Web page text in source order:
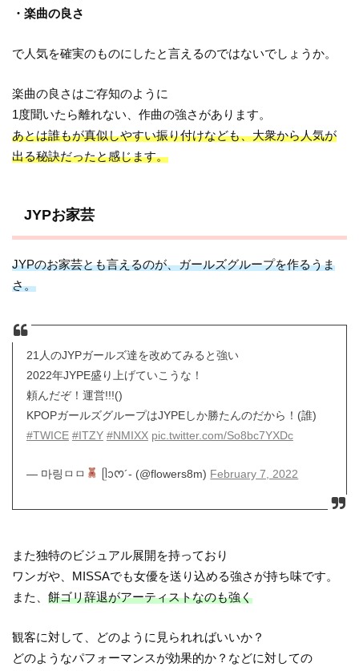
・楽曲の良さ
で人気を確実のものにしたと言えるのではないでしょうか。
楽曲の良さはご存知のように
1度聞いたら離れない、作曲の強さがあります。
あとは誰もが真似しやすい振り付けなども、大衆から人気が
出る秘訣だったと感じます。
JYPお家芸
JYPのお家芸とも言えるのが、ガールズグループを作るうま
さ。
21人のJYPガールズ達を改めてみると強い
2022年JYPE盛り上げていこうな！
頼んだぞ！運営!!!()
KPOPガールズグループはJYPEしか勝たんのだから！(誰)
#TWICE #ITZY #NMIXX pic.twitter.com/So8bc7YXDc
— 마링ㅁㅁ ᥫᩣᰔ´- (@flowers8m) February 7, 2022
また独特のビジュアル展開を持っており
ワンガや、MISSAでも女優を送り込める強さが持ち味です。
また、餅ゴリ辞退がアーティストなのも強く
観客に対して、どのように見られればいいか？
どのようなパフォーマンスが効果的か？などに対しての